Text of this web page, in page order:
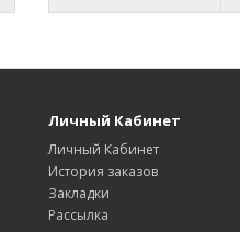
Личный Кабинет
Личный Кабинет
История заказов
Закладки
Рассылка